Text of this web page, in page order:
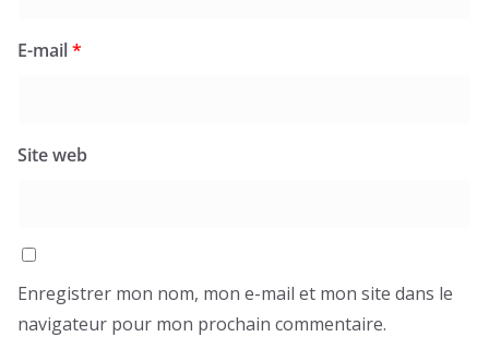
E-mail*
Site web
Enregistrer mon nom, mon e-mail et mon site dans le
navigateur pour mon prochain commentaire.